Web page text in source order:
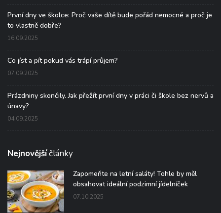
První dny ve školce: Proč vaše dítě bude pořád nemocné a proč je
to vlastně dobře?
16.09.2025
Co jíst a pít pokud vás trápí průjem?
07.09.2025
Prázdniny skončily. Jak přežít první dny v práci či škole bez nervů a
únavy?
04.09.2025
Nejnovějšíčlánky
Zapomeňte na letní saláty! Tohle by měl
obsahovat ideální podzimní jídelníček
07.10.2025